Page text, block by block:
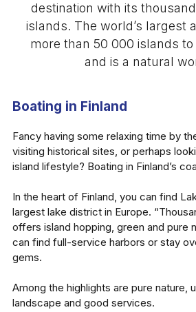
destination with its
islands. The world’s largest
more than 50 000 islands
and is a natural
Boating in Finland
Fancy having some relaxing time by
visiting historical sites, or perhaps
island lifestyle? Boating in Finland’s
In the heart of Finland, you can find
largest lake district in Europe.
offers island hopping, green and pure
can find full-service harbors or stay
gems.
Among the highlights are pure nature,
landscape and good services.